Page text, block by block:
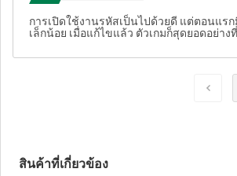
การเปิดใช้งานรหัสเป็นไปด้วยดี แต่ตอนแร
เล็กน้อย เมื่อแก้ไขแล้ว ตัวเกมก็สุดยอดอย่าง
สินค้าที่เกี่ยวข้อง